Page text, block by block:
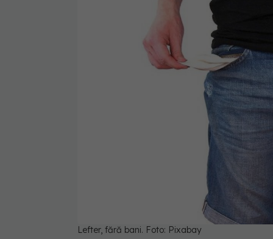
Lefter, fără bani. Foto: Pixabay